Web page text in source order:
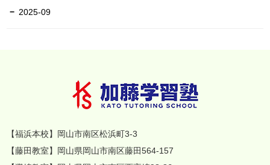
2025-09
【福浜本校】岡山市南区松浜町3-3
【藤田教室】岡山県岡山市南区藤田564-157